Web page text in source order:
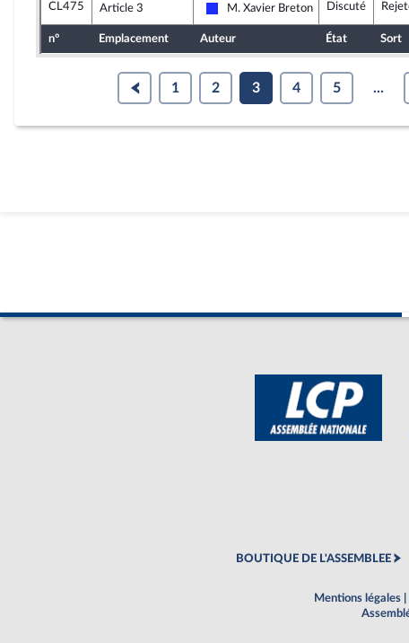
CL475 Article 3
Les Républicains
M. Xavier Breton Discuté
n° Emplacement Auteur État Sort
1 2 3 4 5 ...
BOUTIQUE DE L'ASSEMBLEE
Mentions légales